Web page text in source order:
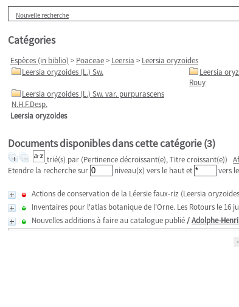
Nouvelle recherche
Catégories
Espèces (in biblio) > Poaceae> Leersia > Leersia oryzoides
Leersia oryzoides (L.) Sw.
Leersia
Rouy
Leersia oryzoides (L.) Sw. var. purpurascens
N.H.F.Desp.
Leersia oryzoides
Documents disponibles dans cette catégorie (3)
trié(s) par (Pertinence décroissant(e), Titre croissant(e))
Etendre la recherche sur
niveau(x) vers le haut et vers
Actions de conservation de la Léersie faux-riz (Leersia
Inventaires pour l'atlas botanique de l'Orne. Les Rotours le 16
Nouvelles additions à faire au catalogue publié/Adolphe-